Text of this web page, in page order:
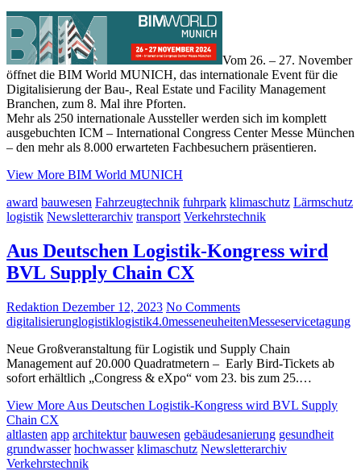
Vom 26. – 27. November
öffnet die BIM World MUNICH, das internationale Event für die
Digitalisierung der Bau-, Real Estate und Facility Management
Branchen, zum 8. Mal ihre Pforten.
Mehr als 250 internationale Aussteller werden sich im komplett
ausgebuchten ICM – International Congress Center Messe München
– den mehr als 8.000 erwarteten Fachbesuchern präsentieren.
View More BIM World MUNICH
award bauwesen Fahrzeugtechnik fuhrpark klimaschutz Lärmschutz
logistik Newsletterarchiv transport Verkehrstechnik
Aus Deutschen Logistik-Kongress wird
BVL Supply Chain CX
Redaktion Dezember 12, 2023 No Comments
digitalisierunglogistiklogistik4.0messeneuheitenMesseservicetagung
Neue Großveranstaltung für Logistik und Supply Chain
Management auf 20.000 Quadratmetern – Early Bird-Tickets ab
sofort erhältlich „Congress & eXpo“ vom 23. bis zum 25.…
View More Aus Deutschen Logistik-Kongress wird BVL Supply
Chain CX
altlasten app architektur bauwesen gebäudesanierung gesundheit
grundwasser hochwasser klimaschutz Newsletterarchiv
Verkehrstechnik